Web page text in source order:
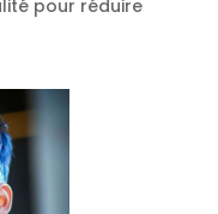
pour réduire